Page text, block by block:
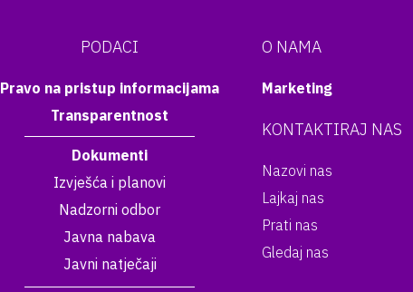
PODACI
Pravo na pristup informacijama
Transparentnost
Dokumenti
Izvješća i planovi
Nadzorni odbor
Javna nabava
Javni natječaji
O NAMA
Marketing
KONTAKTIRAJ NAS
Nazovi nas
Lajkaj nas
Prati nas
Gledaj nas